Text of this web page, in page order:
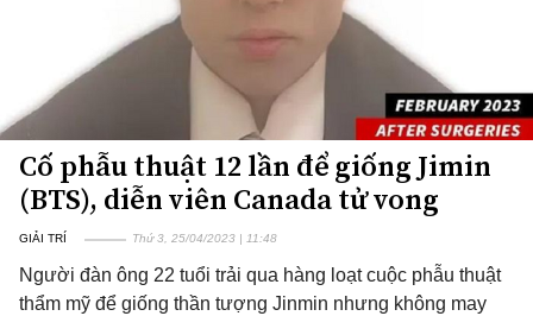
Cố phẫu thuật 12 lần để giống Jimin
(BTS), diễn viên Canada tử vong
GIẢI TRÍ Thứ 3, 25/04/2023 | 11:48
Người đàn ông 22 tuổi trải qua hàng loạt cuộc phẫu thuật
thẩm mỹ để giống thần tượng Jinmin nhưng không may